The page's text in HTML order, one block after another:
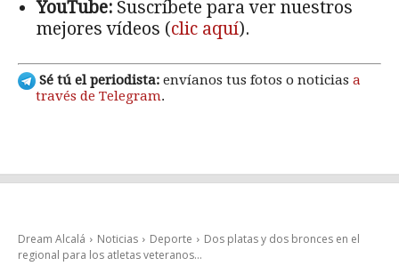
YouTube: Suscríbete para ver nuestros
mejores vídeos (clic aquí).
Sé tú el periodista: envíanos tus fotos o noticias a
través de Telegram.